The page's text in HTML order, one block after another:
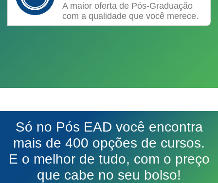
A maior oferta de Pós-Graduação
com a qualidade que você merece.
Só no Pós EAD você encontra
mais de 400 opções de cursos.
E o melhor de tudo, com o preço
que cabe no seu bolso!